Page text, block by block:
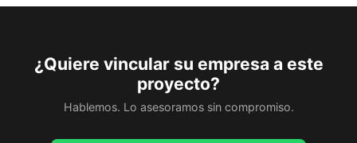
¿Quiere vincular su empresa a este
proyecto?
Hablemos. Lo asesoramos sin compromiso.